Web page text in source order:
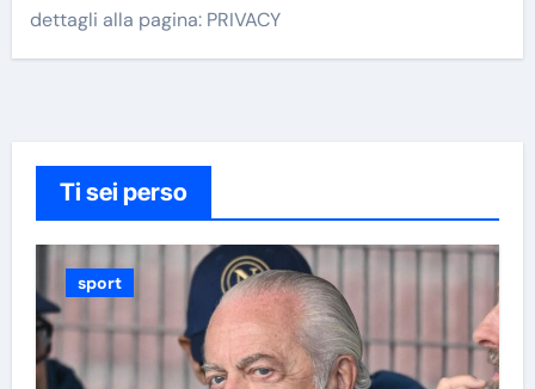
dettagli alla pagina: PRIVACY
Ti sei perso
sport